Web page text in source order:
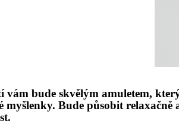
vám bude skvělým amuletem,
myšlenky. Bude působit relaxačně